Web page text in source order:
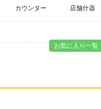
お気に入り一覧